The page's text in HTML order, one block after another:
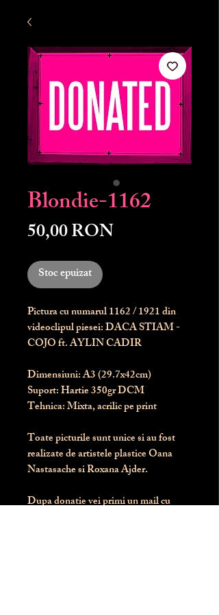
Blondie-1162
50,00 RONPreț
Stoc epuizat
Pictura cu numarul1162/ 1921 din
videoclipul piesei: DACA STIAM -
COJO ft. AYLIN CADIR
Dimensiuni: A3 (29.7x42cm)
Suport: Hartie 350gr DCM
Tehnica: Mixta, acrilic pe print
Toate picturile sunt unice si au fost
realizate de artistele plastice Oana
Nastasache si Roxana Ajder.
Dupa donatie vei primi un mail cu